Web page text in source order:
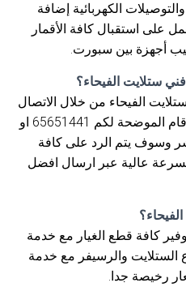
الكهربائية إضافة
على استقبال كافة الأقمار
أجهزة بين سبورت.
ستلايت الفيحاء؟
الفيحاء من خلال الاتصال
على خدمة العملاء من خلال الأرقام الموضحة لكم 65651441 او
وسوف يتم الرد على كافة
بسرعة عالية عبر ارسال افضل
كافة قطع الغيار مع خدمة
الستلايت والرسيفر مع خدمة
رخيصة جدا.